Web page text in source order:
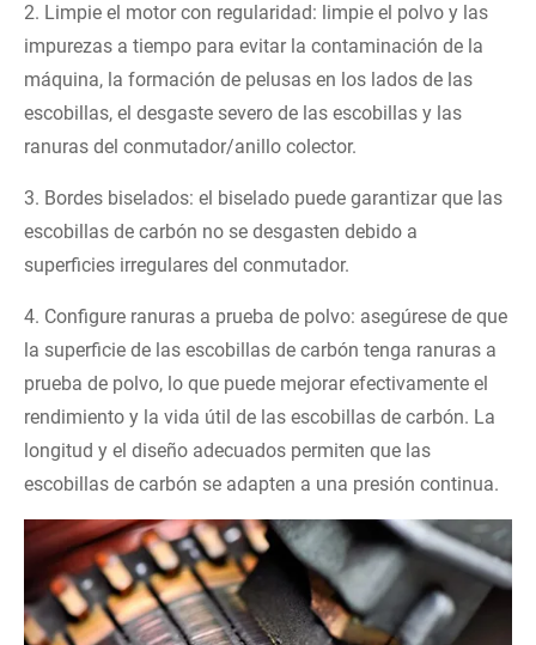
2. Limpie el motor con regularidad: limpie el polvo y las
impurezas a tiempo para evitar la contaminación de la
máquina, la formación de pelusas en los lados de las
escobillas, el desgaste severo de las escobillas y las
ranuras del conmutador/anillo colector.
3. Bordes biselados: el biselado puede garantizar que las
escobillas de carbón no se desgasten debido a
superficies irregulares del conmutador.
4. Configure ranuras a prueba de polvo: asegúrese de que
la superficie de las escobillas de carbón tenga ranuras a
prueba de polvo, lo que puede mejorar efectivamente el
rendimiento y la vida útil de las escobillas de carbón. La
longitud y el diseño adecuados permiten que las
escobillas de carbón se adapten a una presión continua.